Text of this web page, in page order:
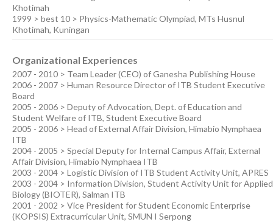
Khotimah
1999 > best 10 > Physics-Mathematic Olympiad, MTs Husnul
Khotimah, Kuningan
Organizational Experiences
2007 - 2010 > Team Leader (CEO) of Ganesha Publishing House
2006 - 2007 > Human Resource Director of ITB Student Executive
Board
2005 - 2006 > Deputy of Advocation, Dept. of Education and
Student Welfare of ITB, Student Executive Board
2005 - 2006 > Head of External Affair Division, Himabio Nymphaea
ITB
2004 - 2005 > Special Deputy for Internal Campus Affair, External
Affair Division, Himabio Nymphaea ITB
2003 - 2004 > Logistic Division of ITB Student Activity Unit, APRES
2003 - 2004 > Information Division, Student Activity Unit for Applied
Biology (BIOTER), Salman ITB
2001 - 2002 > Vice President for Student Economic Enterprise
(KOPSIS) Extracurricular Unit, SMUN I Serpong